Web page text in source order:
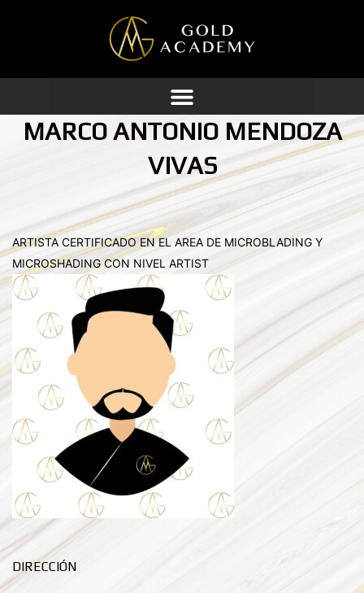
contenido
MARCO ANTONIO MENDOZA
VIVAS
ARTISTA CERTIFICADO EN EL AREA DE MICROBLADING Y
MICROSHADING CON NIVEL ARTIST
DIRECCIÓN